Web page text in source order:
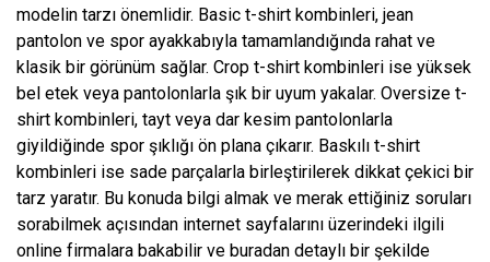
modelin tarzı önemlidir. Basic t-shirt kombinleri, jean
pantolon ve spor ayakkabıyla tamamlandığında rahat ve
klasik bir görünüm sağlar. Crop t-shirt kombinleri ise yüksek
bel etek veya pantolonlarla şık bir uyum yakalar. Oversize t-
shirt kombinleri, tayt veya dar kesim pantolonlarla
giyildiğinde spor şıklığı ön plana çıkarır. Baskılı t-shirt
kombinleri ise sade parçalarla birleştirilerek dikkat çekici bir
tarz yaratır. Bu konuda bilgi almak ve merak ettiğiniz soruları
sorabilmek açısından internet sayfalarını üzerindeki ilgili
online firmalara bakabilir ve buradan detaylı bir şekilde